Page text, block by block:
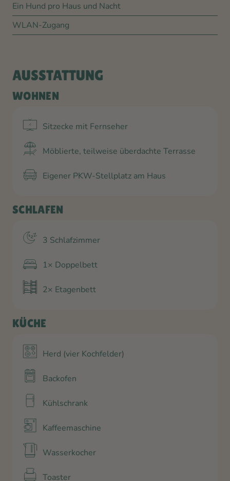
Ein Hund pro Haus und Nacht
WLAN-Zugang
AUSSTATTUNG
WOHNEN
Sitzecke mit Fernseher
Möblierte, teilweise überdachte Terrasse
Eigener PKW-Stellplatz am Haus
SCHLAFEN
3 Schlafzimmer
1× Doppelbett
2× Etagenbett
KÜCHE
Herd (vier Kochfelder)
Backofen
Kühlschrank
Kaffeemaschine
Wasserkocher
Toaster